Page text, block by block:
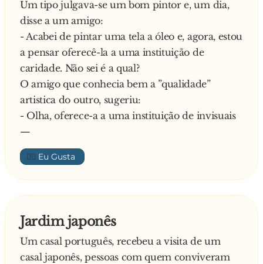
Um tipo julgava-se um bom pintor e, um dia,
disse a um amigo:
- Acabei de pintar uma tela a óleo e, agora, estou
a pensar oferecê-la a uma instituição de
caridade. Não sei é a qual?
O amigo que conhecia bem a ”qualidade”
artistica do outro, sugeriu:
- Olha, oferece-a a uma instituição de invisuais
—
👍🏼
Jardim japonês
Um casal português, recebeu a visita de um
casal japonês, pessoas com quem conviveram